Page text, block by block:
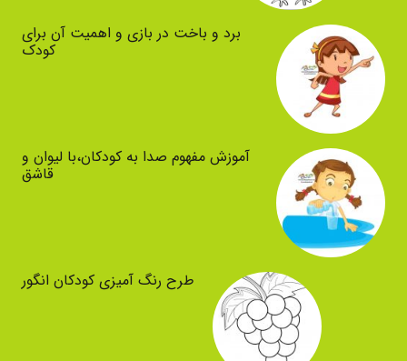
برد و باخت در بازی و اهمیت آن برای
کودک
آموزش مفهوم صدا به کودکان،با لیوان و
قاشق
طرح رنگ آمیزی کودکان انگور